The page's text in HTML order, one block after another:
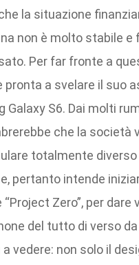
la situazione
non è molto stabile e
Per far fronte a
pronta a svelare il suo
Galaxy S6. Dai molti
che la società
totalmente diverso
pertanto intende
Zero”, per dare
del tutto di verso
vedere: non solo il